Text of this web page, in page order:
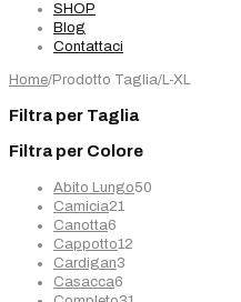
SHOP
Blog
Contattaci
Home/Prodotto Taglia/L-XL
Filtra per Taglia
Filtra per Colore
Abito Lungo50
Camicia21
Canotta6
prodotti
Cappotto12
Cardigan3
Casacca6